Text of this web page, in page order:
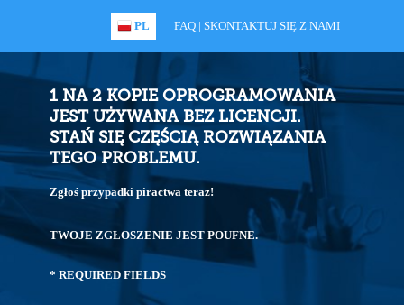
PL FAQ | SKONTAKTUJ SIĘ Z NAMI
1 NA 2 KOPIE OPROGRAMOWANIA
JEST UŻYWANA BEZ LICENCJI.
STAŃ SIĘ CZĘŚCIĄ ROZWIĄZANIA
TEGO PROBLEMU.
Zgłoś przypadki piractwa teraz!
TWOJE ZGŁOSZENIE JEST POUFNE.
* REQUIRED FIELDS